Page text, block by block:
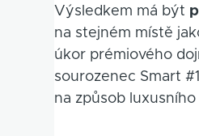
Výsledkem má být
na stejném místě
úkor prémiového
sourozenec Smart
na způsob